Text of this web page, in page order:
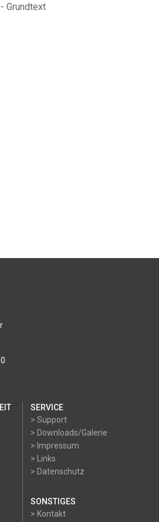
Grundtext
SERVICE
> Support
> Downloads/Galerie
> Impressum
> Links
> Datenschutz
SONSTIGES
> Kontakt